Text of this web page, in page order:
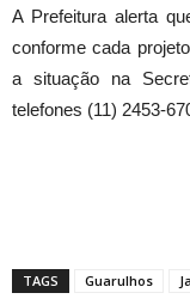
A Prefeitura alerta
conforme cada
a situação na
telefones (11) 2453-
TAGS Guarulhos